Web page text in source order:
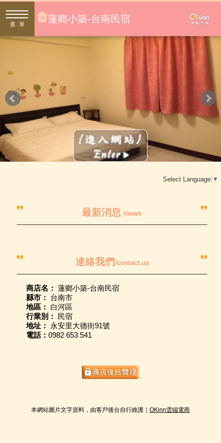
選單 蓮鄉小築-台南民宿
Select Language ▼
最新消息 /news
連絡我們/contact us
商店名： 蓮鄉小築-台南民宿
縣市：
台南市
地區：
白河區
行業別：
民宿
地址：
永安里大德街91號
電話： 0982 653 541
本網站圖片文字資料，由客戶後台自行維護｜ OKinn雲端電商